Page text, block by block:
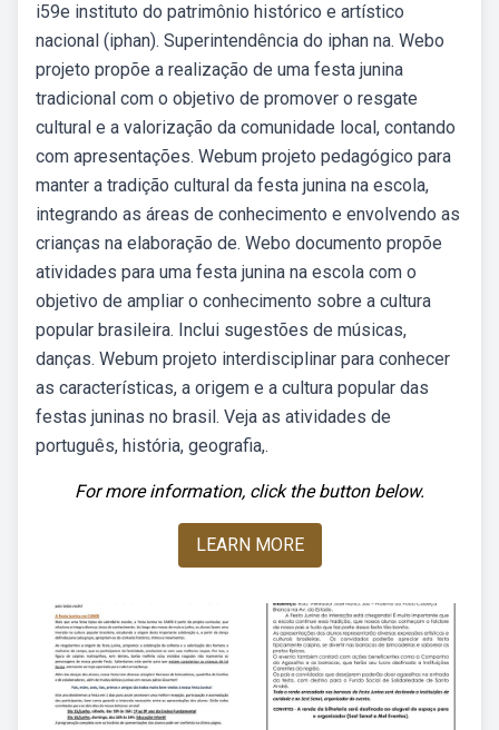
i59e instituto do patrimônio histórico e artístico
nacional (iphan). Superintendência do iphan na. Webo
projeto propõe a realização de uma festa junina
tradicional com o objetivo de promover o resgate
cultural e a valorização da comunidade local, contando
com apresentações. Webum projeto pedagógico para
manter a tradição cultural da festa junina na escola,
integrando as áreas de conhecimento e envolvendo as
crianças na elaboração de. Webo documento propõe
atividades para uma festa junina na escola com o
objetivo de ampliar o conhecimento sobre a cultura
popular brasileira. Inclui sugestões de músicas,
danças. Webum projeto interdisciplinar para conhecer
as características, a origem e a cultura popular das
festas juninas no brasil. Veja as atividades de
português, história, geografia,.
For more information, click the button below.
LEARN MORE